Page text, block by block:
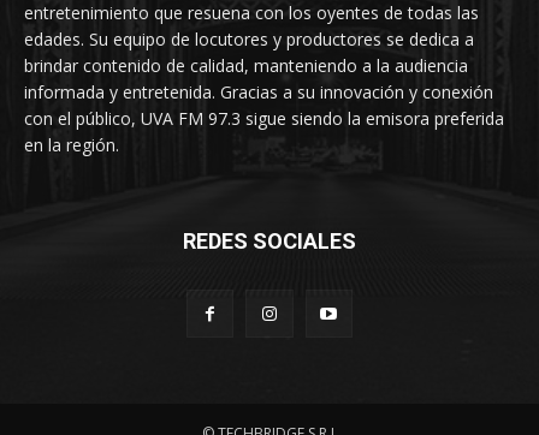
entretenimiento que resuena con los oyentes de todas las
edades. Su equipo de locutores y productores se dedica a
brindar contenido de calidad, manteniendo a la audiencia
informada y entretenida. Gracias a su innovación y conexión
con el público, UVA FM 97.3 sigue siendo la emisora preferida
en la región.
REDES SOCIALES